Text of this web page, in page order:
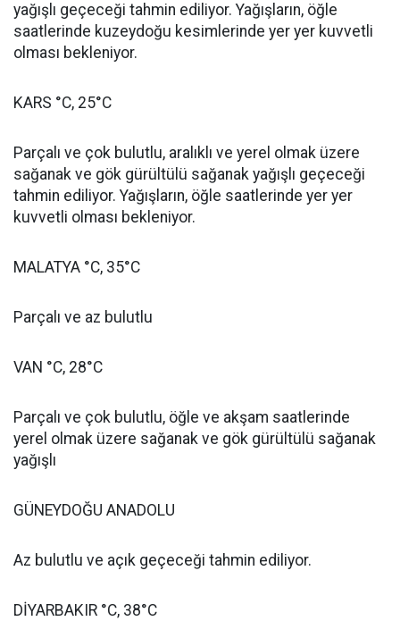
yağışlı geçeceği tahmin ediliyor. Yağışların, öğle
saatlerinde kuzeydoğu kesimlerinde yer yer kuvvetli
olması bekleniyor.
KARS °C, 25°C
Parçalı ve çok bulutlu, aralıklı ve yerel olmak üzere
sağanak ve gök gürültülü sağanak yağışlı geçeceği
tahmin ediliyor. Yağışların, öğle saatlerinde yer yer
kuvvetli olması bekleniyor.
MALATYA °C, 35°C
Parçalı ve az bulutlu
VAN °C, 28°C
Parçalı ve çok bulutlu, öğle ve akşam saatlerinde
yerel olmak üzere sağanak ve gök gürültülü sağanak
yağışlı
GÜNEYDOĞU ANADOLU
Az bulutlu ve açık geçeceği tahmin ediliyor.
DİYARBAKIR °C, 38°C